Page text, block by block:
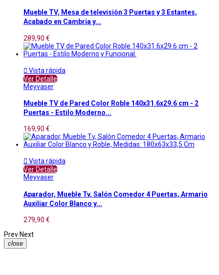
Mueble TV, Mesa de televisión 3 Puertas y 3 Estantes,
Acabado en Cambria y...
289,90 €
 Vista rápida
Ver Detalle
Meyvaser
Mueble TV de Pared Color Roble 140x31.6x29.6 cm - 2
Puertas - Estilo Moderno...
169,90 €
 Vista rápida
Ver Detalle
Meyvaser
Aparador, Mueble Tv, Salón Comedor 4 Puertas, Armario
Auxiliar Color Blanco y...
279,90 €
Prev Next
close